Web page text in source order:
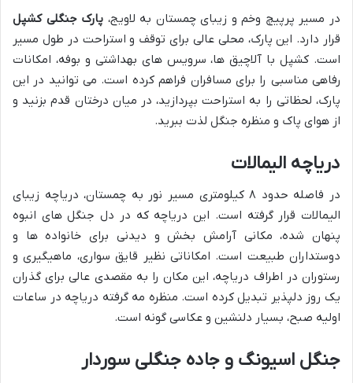
در مسیر پرپیچ وخم و زیبای چمستان به لاویج، پارک جنگلی کشپل
قرار دارد. این پارک، محلی عالی برای توقف و استراحت در طول مسیر
است. کشپل با آلاچیق ها، سرویس های بهداشتی و بوفه، امکانات
رفاهی مناسبی را برای مسافران فراهم کرده است. می توانید در این
پارک، لحظاتی را به استراحت بپردازید، در میان درختان قدم بزنید و
از هوای پاک و منظره جنگل لذت ببرید.
دریاچه الیمالات
در فاصله حدود ۸ کیلومتری مسیر نور به چمستان، دریاچه زیبای
الیمالات قرار گرفته است. این دریاچه که در دل جنگل های انبوه
پنهان شده، مکانی آرامش بخش و دیدنی برای خانواده ها و
دوستداران طبیعت است. امکاناتی نظیر قایق سواری، ماهیگیری و
رستوران در اطراف دریاچه، این مکان را به مقصدی عالی برای گذران
یک روز دلپذیر تبدیل کرده است. منظره مه گرفته دریاچه در ساعات
اولیه صبح، بسیار دلنشین و عکاسی گونه است.
جنگل اسیونگ و جاده جنگلی سوردار